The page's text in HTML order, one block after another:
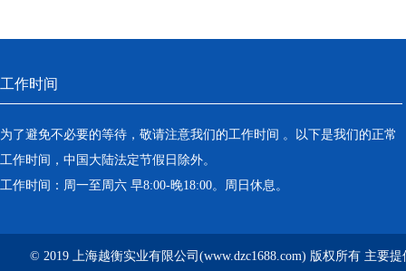
工作时间
为了避免不必要的等待，敬请注意我们的工作时间 。以下是我们的正常
工作时间，中国大陆法定节假日除外。
工作时间：周一至周六 早8:00-晚18:00。周日休息。
© 2019 上海越衡实业有限公司(www.dzc1688.com) 版权所有 主要提